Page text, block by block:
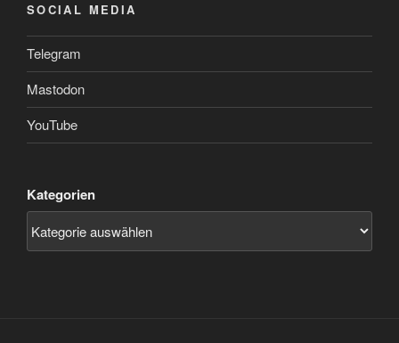
SOCIAL MEDIA
Telegram
Mastodon
YouTube
Kategorien